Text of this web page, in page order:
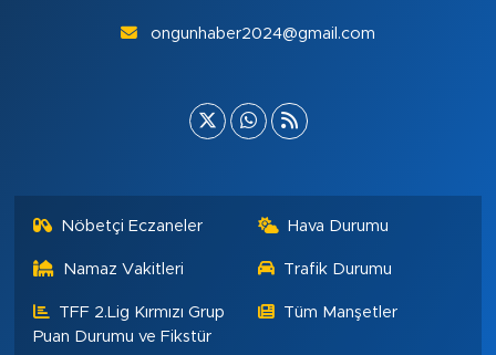
ongunhaber2024@gmail.com
Nöbetçi Eczaneler Hava Durumu
Namaz Vakitleri Trafik Durumu
TFF 2.Lig Kırmızı Grup
Puan Durumu ve Fikstür
Tüm Manşetler